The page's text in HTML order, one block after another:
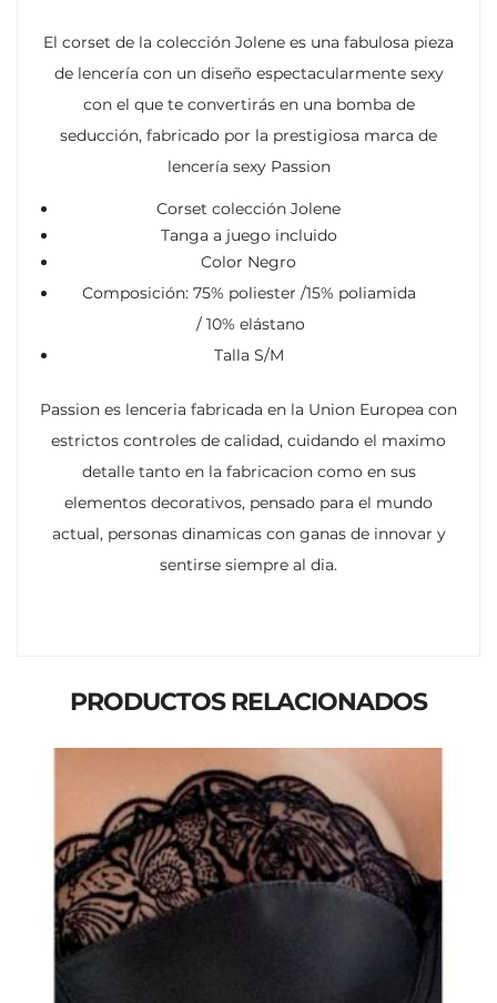
El corset de la colección Jolene es una fabulosa pieza
de lencería con un diseño espectacularmente sexy
con el que te convertirás en una bomba de
seducción, fabricado por la prestigiosa marca de
lencería sexy Passion
Corset colección Jolene
Tanga a juego incluido
Color Negro
Composición: 75% poliester /15% poliamida
/ 10% elástano
Talla S/M
Passion es lenceria fabricada en la Union Europea con
estrictos controles de calidad, cuidando el maximo
detalle tanto en la fabricacion como en sus
elementos decorativos, pensado para el mundo
actual, personas dinamicas con ganas de innovar y
sentirse siempre al dia.
PRODUCTOS RELACIONADOS